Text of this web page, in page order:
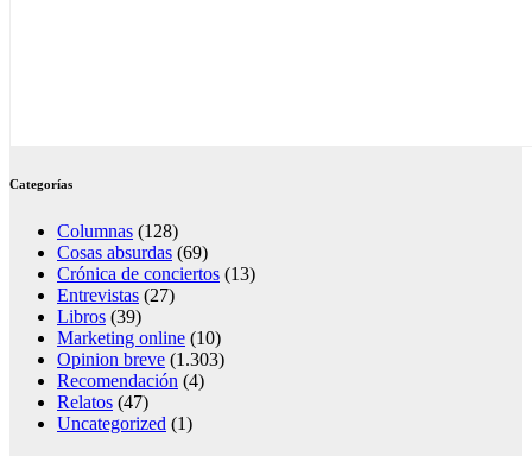
Categorías
Columnas (128)
Cosas absurdas (69)
Crónica de conciertos (13)
Entrevistas (27)
Libros (39)
Marketing online (10)
Opinion breve (1.303)
Recomendación (4)
Relatos (47)
Uncategorized (1)